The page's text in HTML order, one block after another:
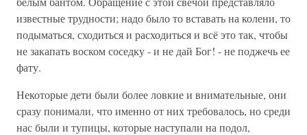
известные трудности; надо было то вставать на колени, то
подыматься, сходиться и расходиться и всё это так, чтобы
не закапать воском соседку - и не дай Бог! - не поджечь ее
фату.
Некоторые дети были более ловкие и внимательные, они
сразу понимали, что именно от них требовалось, но среди
нас были и тупицы, которые наступали на подол,